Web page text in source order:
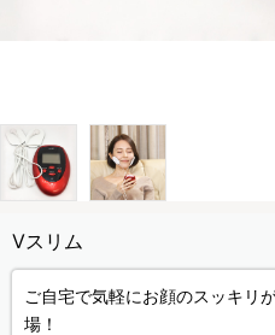
Vスリム
ご自宅で気軽にお顔のスッキリ
場！